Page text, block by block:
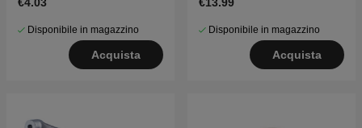
€4.03
Disponibile in magazzino
Acquista
€13.99
Disponibile in magazzino
Acquista